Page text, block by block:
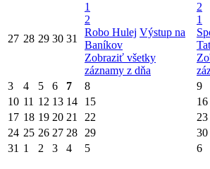
27 28 29 30 31
1
2
Robo Hulej Výstup na
Baníkov
Zobraziť všetky
záznamy z dňa
2
1
3
4 5 6 7 8
9
10 11 12 13 14 15
16
17 18 19 20 21 22
23
24 25 26 27 28 29
30
31 1 2 3 4 5 6